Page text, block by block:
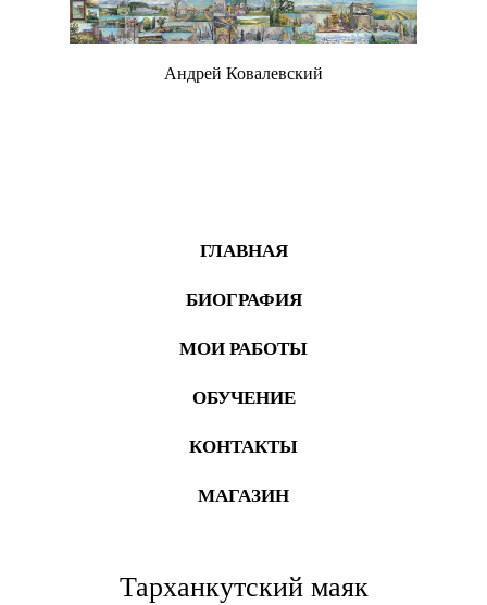
Андрей Ковалевский
ГЛАВНАЯ
БИОГРАФИЯ
МОИ РАБОТЫ
ОБУЧЕНИЕ
КОНТАКТЫ
МАГАЗИН
Тарханкутский маяк